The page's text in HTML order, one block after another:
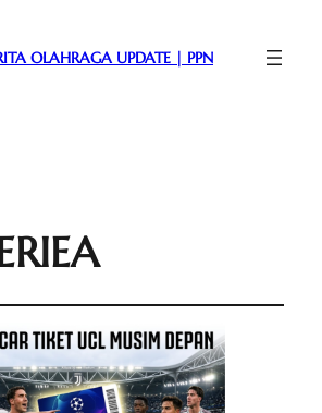
OLAHRAGA UPDATE | PPN